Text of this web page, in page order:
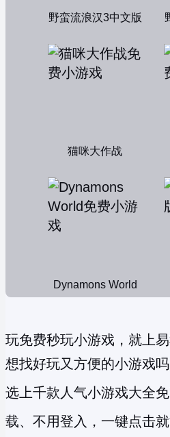
野蛮流浪汉3中文版
猫咪大作战
Dynamons World
玩免费秒玩小游戏，就上易
想找好玩又方便的小游戏
选上千款人气小游戏大全
载、不用登入，一键点击